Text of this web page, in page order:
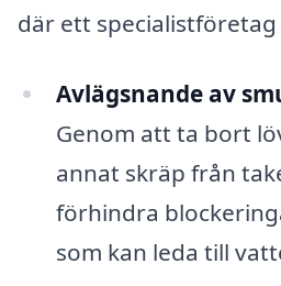
där ett
Avlägsnande av
Genom att ta bort
annat skräp från
förhindra
som kan leda till